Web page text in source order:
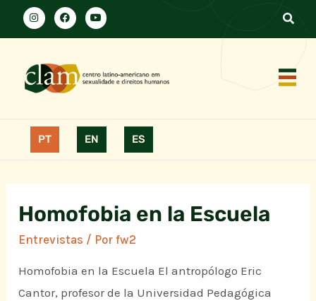
PT EN ES
Homofobia en la Escuela
Entrevistas / Porfw2
Homofobia en la Escuela El antropólogo Eric
Cantor, profesor de la Universidad Pedagógica